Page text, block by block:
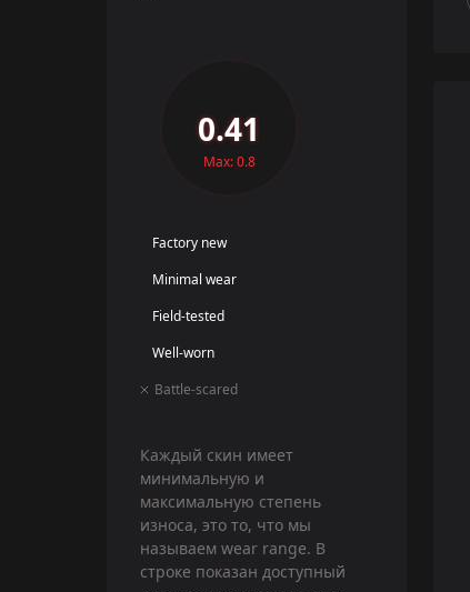
0.41
Max: 0.8
Factory new
Minimal wear
Field-tested
Well-worn
Battle-scared
Каждый скин имеет
минимальную и
максимальную степень
износа, это то, что мы
называем wear range. В
строке показан доступный